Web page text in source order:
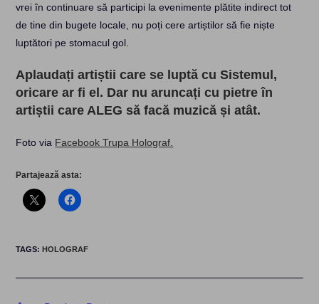
vrei în continuare să participi la evenimente plătite indirect tot
de tine din bugete locale, nu poți cere artiștilor să fie niște
luptători pe stomacul gol.
Aplaudați artiștii care se luptă cu Sistemul,
oricare ar fi el. Dar nu aruncați cu pietre în
artiștii care ALEG să facă muzică și atât.
Foto via Facebook Trupa Holograf.
Partajează asta:
TAGS:HOLOGRAF